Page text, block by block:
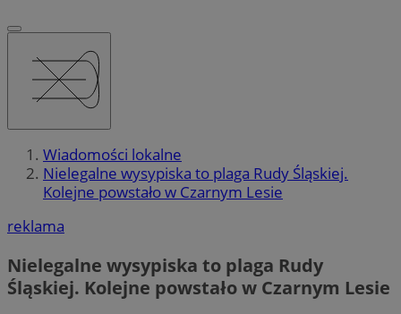
Wiadomości lokalne
Nielegalne wysypiska to plaga Rudy Śląskiej.
Kolejne powstało w Czarnym Lesie
reklama
Nielegalne wysypiska to plaga Rudy
Śląskiej. Kolejne powstało w Czarnym Lesie